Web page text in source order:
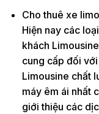
Cho thuê xe
Hiện nay các
khách
cung cấp đối
Limousine chất
máy êm ái nhất
giới thiệu các